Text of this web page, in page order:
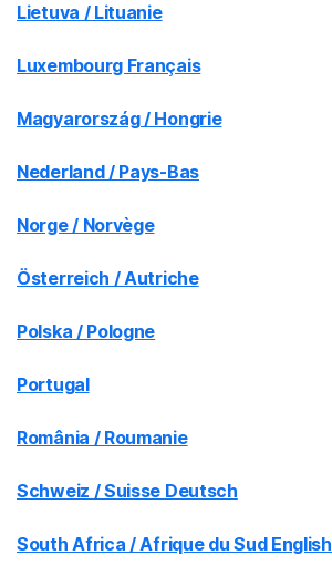
Lietuva / Lituanie
Luxembourg Français
Magyarország / Hongrie
Nederland / Pays-Bas
Norge / Norvège
Österreich / Autriche
Polska / Pologne
Portugal
România / Roumanie
Schweiz / Suisse Deutsch
South Africa / Afrique du Sud English